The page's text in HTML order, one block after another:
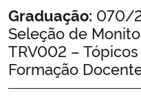
Ministério da Agricultura,
Ministério da Educação
Início do conteúdo
Graduação: 070/
Seleção de
TRV002 –
Formação